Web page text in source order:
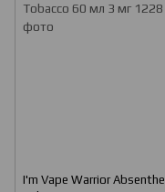
I'm Vape Warrior Absenthe